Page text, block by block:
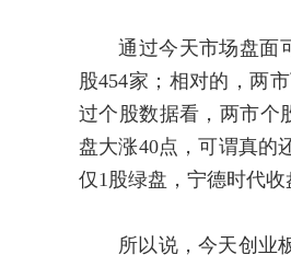
通过今天市场盘面可
股454家；相对的，两
过个股数据看，两市个
盘大涨40点，可谓真的
仅1股绿盘，宁德时代
所以说，今天创业板